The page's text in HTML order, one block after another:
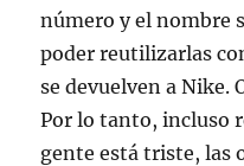
número y el nombre
poder reutilizarlas
se devuelven a Nike.
Por lo tanto, incluso
gente está triste, las